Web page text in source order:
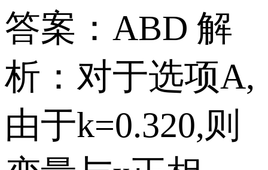
答案：ABD 解
析：对于选项A,
由于k=0.320,则